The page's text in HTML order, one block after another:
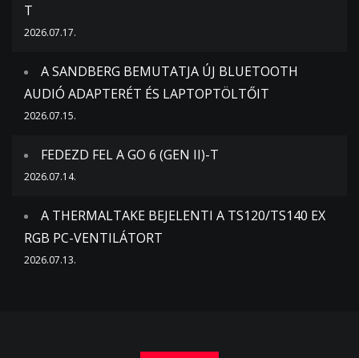
T
2026.07.17.
A SANDBERG BEMUTATJA ÚJ BLUETOOTH
AUDIÓ ADAPTERÉT ÉS LAPTOPTÖLTŐIT
2026.07.15.
FEDEZD FEL A GO 6 (GEN II)-T
2026.07.14.
A THERMALTAKE BEJELENTI A TS120/TS140 EX
RGB PC-VENTILÁTORT
2026.07.13.